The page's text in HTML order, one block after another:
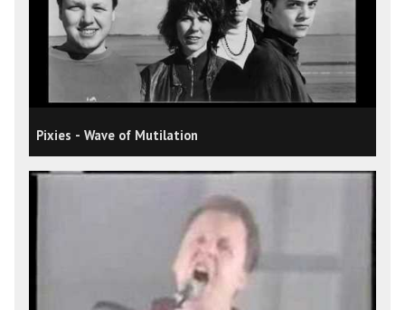
Pixies - Wave of Mutilation